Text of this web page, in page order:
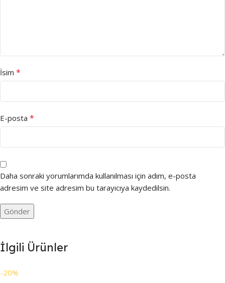
İsim *
E-posta *
Daha sonraki yorumlarımda kullanılması için adım, e-posta
adresim ve site adresim bu tarayıcıya kaydedilsin.
İlgili Ürünler
-20%